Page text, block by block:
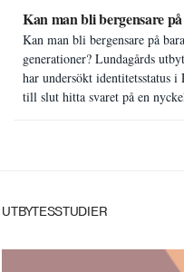
Kan man bli bergensare
Kan man bli bergensare på
generationer? Lundagårds
har undersökt identitetsstatus
till slut hitta svaret på en
UTBYTESSTUDIER